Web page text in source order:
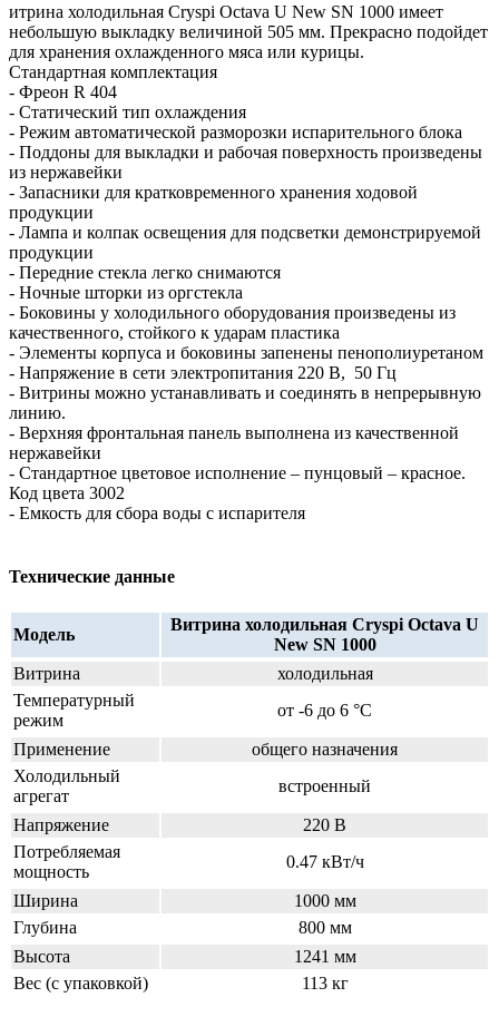
итрина холодильная Cryspi Octava U New SN 1000 имеет
небольшую выкладку величиной 505 мм. Прекрасно подойдет
для хранения охлажденного мяса или курицы.
Стандартная комплектация
- Фреон R 404
- Статический тип охлаждения
- Режим автоматической разморозки испарительного блока
- Поддоны для выкладки и рабочая поверхность произведены
из нержавейки
- Запасники для кратковременного хранения ходовой
продукции
- Лампа и колпак освещения для подсветки демонстрируемой
продукции
- Передние стекла легко снимаются
- Ночные шторки из оргстекла
- Боковины у холодильного оборудования произведены из
качественного, стойкого к ударам пластика
- Элементы корпуса и боковины запенены пенополиуретаном
- Напряжение в сети электропитания 220 В, 50 Гц
- Витрины можно устанавливать и соединять в непрерывную
линию.
- Верхняя фронтальная панель выполнена из качественной
нержавейки
- Стандартное цветовое исполнение – пунцовый – красное.
Код цвета 3002
- Емкость для сбора воды с испарителя
Технические данные
Модель
Витрина холодильная Cryspi Octava U
New SN 1000
Витрина
холодильная
Температурный
режим
от -6 до 6 °C
Применение
общего назначения
Холодильный
агрегат
встроенный
Напряжение
220 В
Потребляемая
мощность
0.47 кВт/ч
Ширина
1000 мм
Глубина
800 мм
Высота
1241 мм
Вес (с упаковкой)
113 кг